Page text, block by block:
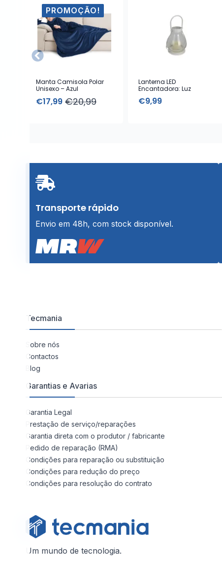
PROMOÇÃO!
Manta Camisola Polar
Unisexo – Azul
€20,99
O
€17,99
O
Lanterna LED
Encantadora: Luz
Elegante
€9,99
Transporte rápido
Envio em 48h, com stock disponível.
Tecmania
Sobre nós
Contactos
Blog
Garantias e Avarias
Garantia Legal
Prestação de serviço/reparações
Garantia direta com o produtor / fabricante
Pedido de reparação (RMA)
Condições para reparação ou substituição
Condições para redução do preço
Condições para resolução do contrato
Um mundo de tecnologia.